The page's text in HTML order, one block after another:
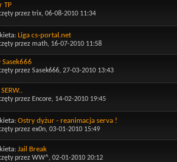
TP
przez trix, 06-08-2010 11:34
Liga cs-portal.net
przez math, 16-07-2010 11:58
Sasek666
przez Sasek666, 27-03-2010 13:43
SERW..
przez Encore, 14-02-2010 19:45
Ostry dyżur - reanimacja serva !
przez ex0n, 03-01-2010 15:49
Jail Break
przez WW^, 02-01-2010 20:12